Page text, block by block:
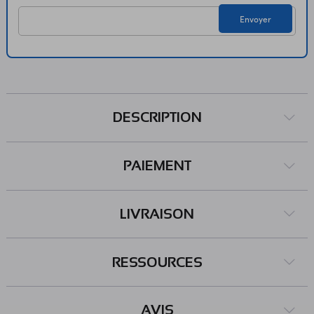
EyeSPI (voir ADA5613) Lecteur de carte microSD : FAT16 ou
Référence Adafruit : 2088
Envoyer
DESCRIPTION
PAIEMENT
LIVRAISON
RESSOURCES
AVIS